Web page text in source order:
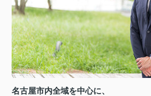
名古屋市内全域を中心に、